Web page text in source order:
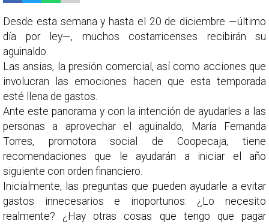
Desde esta semana y hasta el 20 de diciembre —último
día por ley—, muchos costarricenses recibirán su
aguinaldo.
Las ansias, la presión comercial, así como acciones que
involucran las emociones hacen que esta temporada
esté llena de gastos.
Ante este panorama y con la intención de ayudarles a las
personas a aprovechar el aguinaldo, María Fernanda
Torres, promotora social de Coopecaja, tiene
recomendaciones que le ayudarán a iniciar el año
siguiente con orden financiero.
Inicialmente, las preguntas que pueden ayudarle a evitar
gastos innecesarios e inoportunos: ¿Lo necesito
realmente? ¿Hay otras cosas que tengo que pagar